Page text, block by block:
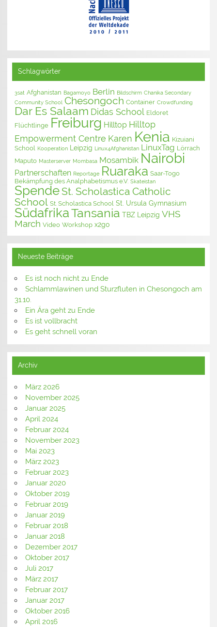
Schlagwörter
3sat Afghanistan Bagamoyo Berlin Bildschirm Chanika Secondary
Community School Chesongoch Container Crowdfunding
Dar Es Salaam Didas School Eldoret
Flüchtlinge Freiburg Hilltop Hilltop
Empowerment Centre Karen Kenia Kizuiani
School Kooperation Leipzig Linux4Afghanistan LinuxTag Lörrach
Maputo Masterserver Mombasa Mosambik Nairobi
Partnerschaften Reportage Ruaraka Saar-Togo
Bekämpfung des Analphabetismus e.V. Skateistan
Spende St. Scholastica Catholic
School St. Scholastica School St. Ursula Gymnasium
SüdafrikaTansania TBZ Leipzig VHS
March Video Workshop x2go
Neueste Beiträge
Es ist noch nicht zu Ende
Schlammlawinen und Sturzfluten in Chesongoch am
31.10.
Ein Ära geht zu Ende
Es ist vollbracht
Es geht schnell voran
Archiv
März 2026
November 2025
Januar 2025
April 2024
Februar 2024
November 2023
Mai 2023
März 2023
Februar 2023
Januar 2020
Oktober 2019
Februar 2019
Januar 2019
Februar 2018
Januar 2018
Dezember 2017
Oktober 2017
Juli 2017
März 2017
Februar 2017
Januar 2017
Oktober 2016
April 2016